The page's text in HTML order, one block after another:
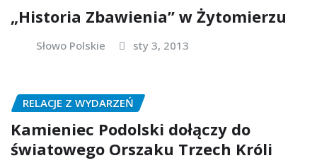
„Historia Zbawienia” w Żytomierzu
Słowo Polskie sty 3, 2013
RELACJE Z WYDARZEŃ
Kamieniec Podolski dołączy do
światowego Orszaku Trzech Króli